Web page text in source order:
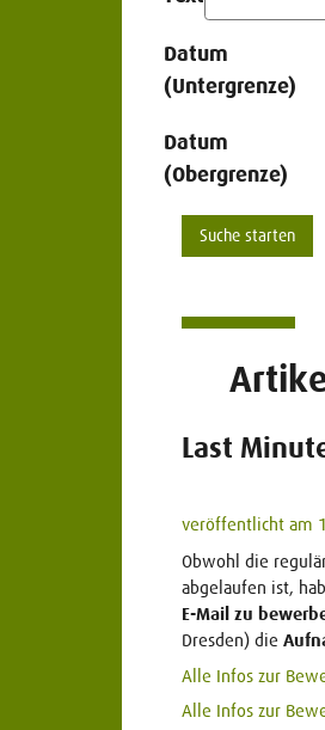
Datum
(Untergrenze)
Datum
(Obergrenze)
Last
veröffentlicht am
Obwohl die
abgelaufen ist,
E-Mail zu
Dresden) die
Alle Infos zur
Alle Infos zur